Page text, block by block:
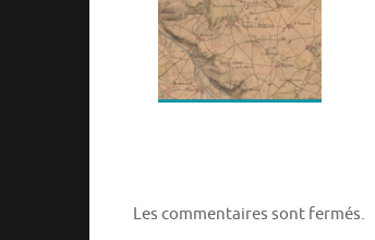
Les commentaires sont fermés.